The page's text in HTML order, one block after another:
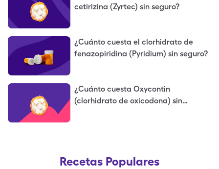
cetirizina (Zyrtec) sin seguro?
¿Cuánto cuesta el clorhidrato de
fenazopiridina (Pyridium) sin seguro?
¿Cuánto cuesta Oxycontin
(clorhidrato de oxicodona) sin
Recetas Populares